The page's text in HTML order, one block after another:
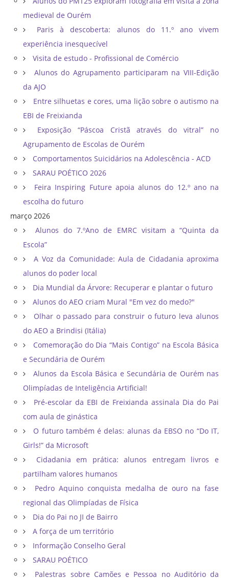
medieval de Ourém
Paris à descoberta: alunos do 11.º ano vivem
experiência inesquecível
Visita de estudo - Profissional de Comércio
Alunos do Agrupamento participaram na VIII-Edição
da AJO
Entre silhuetas e cores, uma lição sobre o autismo na
EBI de Freixianda
Exposição “Páscoa Cristã através do vitral” no
Agrupamento de Escolas de Ourém
Comportamentos Suicidários na Adolescência - ACD
SARAU POÉTICO 2026
Feira Inspiring Future apoia alunos do 12.º ano na
escolha do futuro
março 2026
Alunos do 7.ºAno de EMRC visitam a “Quinta da
Escola”
A Voz da Comunidade: Aula de Cidadania aproxima
alunos do poder local
Dia Mundial da Árvore: Recuperar e plantar o futuro
Alunos do AEO criam Mural "Em vez do medo?"
Olhar o passado para construir o futuro leva alunos
do AEO a Brindisi (Itália)
Comemoração do Dia “Mais Contigo” na Escola Básica
e Secundária de Ourém
Alunos da Escola Básica e Secundária de Ourém nas
Olimpíadas de Inteligência Artificial!
Pré-escolar da EBI de Freixianda assinala Dia do Pai
com aula de ginástica
O futuro também é delas: alunas da EBSO no “Do IT,
Girls!” da Microsoft
Cidadania em prática: alunos entregam livros e
partilham valores humanos
Pedro Aquino conquista medalha de ouro na fase
regional das Olimpíadas de Física
Dia do Pai no JI de Bairro
A força de um território
Informação Conselho Geral
SARAU POÉTICO
Palestras sobre Camões e Pessoa no Auditório da